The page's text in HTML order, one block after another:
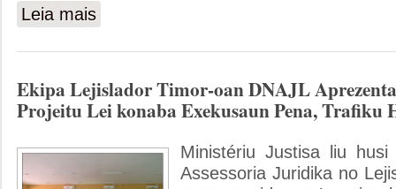
Leia mais
Ekipa Lejislador Timor-oan DNAJL
Projeitu Lei konaba Exekusaun Pena, Trafiku
Ministériu Justisa liu husi
Assessoria Juridika no